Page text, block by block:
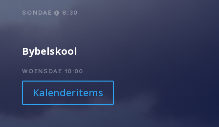
SONDAE @ 8:30
Bybelskool
WOENSDAE 10:00
Kalenderitems